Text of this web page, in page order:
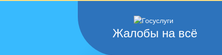
Жалобы на всё